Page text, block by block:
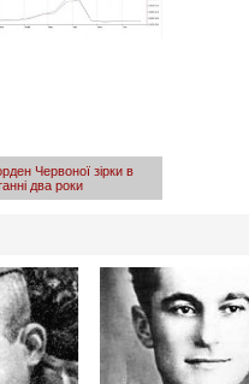
Червоної зірки в
два роки